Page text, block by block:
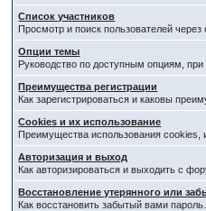
Список участников
Просмотр и поиск пользователей через
Опции темы
Руководство по доступным опциям, при
Преимущества регистрации
Как зарегистрироваться и каковы
Cookies и их использование
Преимущества использования cookies,
Авторизация и выход
Как авторизироваться и выходить с
Восстановление утерянного или
Как восстановить забытый вами пароль.